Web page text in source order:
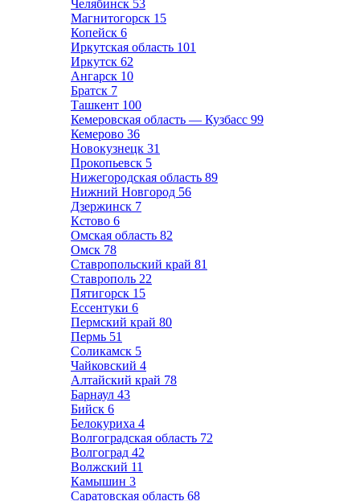
Челябинск 53
Магнитогорск 15
Копейск 6
Иркутская область 101
Иркутск 62
Ангарск 10
Братск 7
Ташкент 100
Кемеровская область — Кузбасс 99
Кемерово 36
Новокузнецк 31
Прокопьевск 5
Нижегородская область 89
Нижний Новгород 56
Дзержинск 7
Кстово 6
Омская область 82
Омск 78
Ставропольский край 81
Ставрополь 22
Пятигорск 15
Ессентуки 6
Пермский край 80
Пермь 51
Соликамск 5
Чайковский 4
Алтайский край 78
Барнаул 43
Бийск 6
Белокуриха 4
Волгоградская область 72
Волгоград 42
Волжский 11
Камышин 3
Саратовская область 68